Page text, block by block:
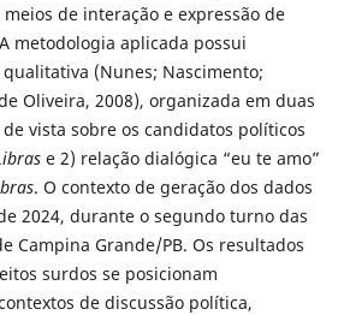
de interação e expressão de
metodologia aplicada possui
(Nunes; Nascimento;
Oliveira, 2008), organizada em duas
vista sobre os candidatos políticos
e 2) relação dialógica “eu te amo”
. O contexto de geração dos dados
2024, durante o segundo turno das
Campina Grande/PB. Os resultados
surdos se posicionam
de discussão política,